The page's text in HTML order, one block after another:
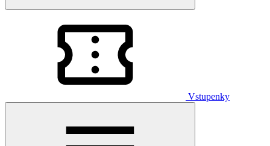
Vstupenky